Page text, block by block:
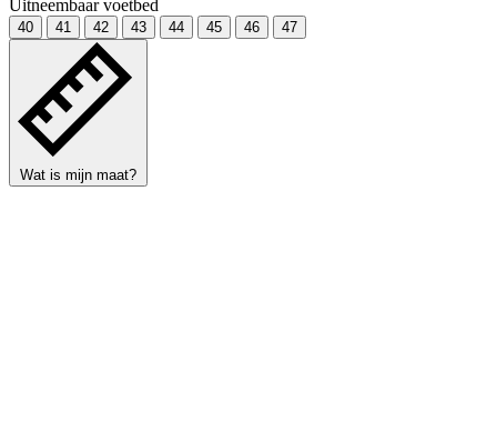
Uitneembaar voetbed
40 41 42 43 44 45 46 47
Wat is mijn maat?